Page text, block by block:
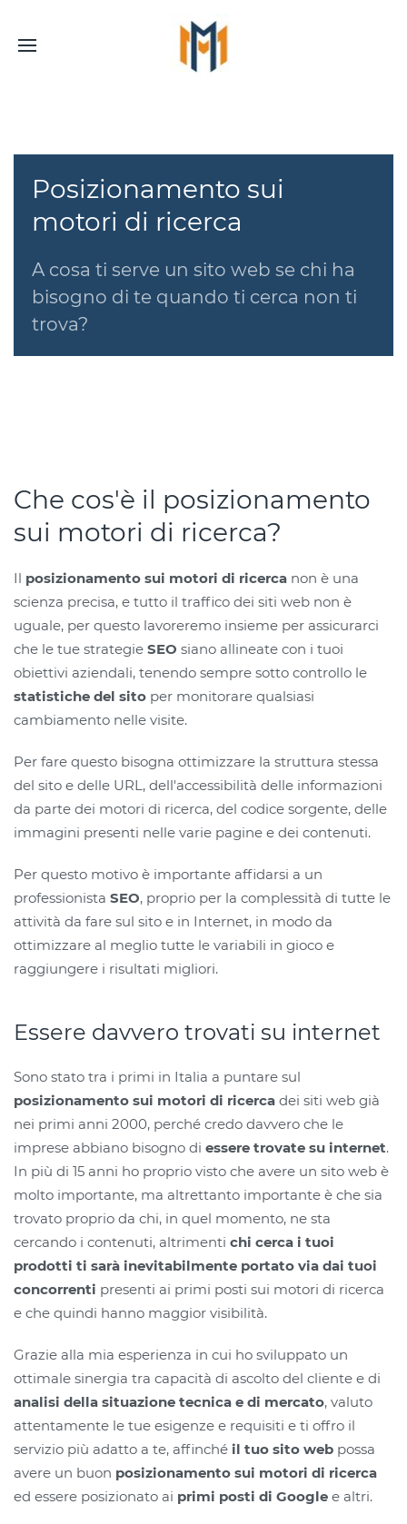
Posizionamento sui
motori di ricerca
A cosa ti serve un sito web se chi ha
bisogno di te quando ti cerca non ti
trova?
Che cos'è il posizionamento
sui motori di ricerca?
Il posizionamento sui motori di ricerca non è una
scienza precisa, e tutto il traffico dei siti web non è
uguale, per questo lavoreremo insieme per assicurarci
che le tue strategie SEO siano allineate con i tuoi
obiettivi aziendali, tenendo sempre sotto controllo le
statistiche del sito per monitorare qualsiasi
cambiamento nelle visite.
Per fare questo bisogna ottimizzare la struttura stessa
del sito e delle URL, dell'accessibilità delle informazioni
da parte dei motori di ricerca, del codice sorgente, delle
immagini presenti nelle varie pagine e dei contenuti.
Per questo motivo è importante affidarsi a un
professionista SEO, proprio per la complessità di tutte le
attività da fare sul sito e in Internet, in modo da
ottimizzare al meglio tutte le variabili in gioco e
raggiungere i risultati migliori.
Essere davvero trovati su internet
Sono stato tra i primi in Italia a puntare sul
posizionamento sui motori di ricerca dei siti web già
nei primi anni 2000, perché credo davvero che le
imprese abbiano bisogno di essere trovate su internet.
In più di 15 anni ho proprio visto che avere un sito web è
molto importante, ma altrettanto importante è che sia
trovato proprio da chi, in quel momento, ne sta
cercando i contenuti, altrimenti chi cerca i tuoi
prodotti ti sarà inevitabilmente portato via dai tuoi
concorrenti presenti ai primi posti sui motori di ricerca
e che quindi hanno maggior visibilità.
Grazie alla mia esperienza in cui ho sviluppato un
ottimale sinergia tra capacità di ascolto del cliente e di
analisi della situazione tecnica e di mercato, valuto
attentamente le tue esigenze e requisiti e ti offro il
servizio più adatto a te, affinché il tuo sito web possa
avere un buon posizionamento sui motori di ricerca
ed essere posizionato ai primi posti di Google e altri.